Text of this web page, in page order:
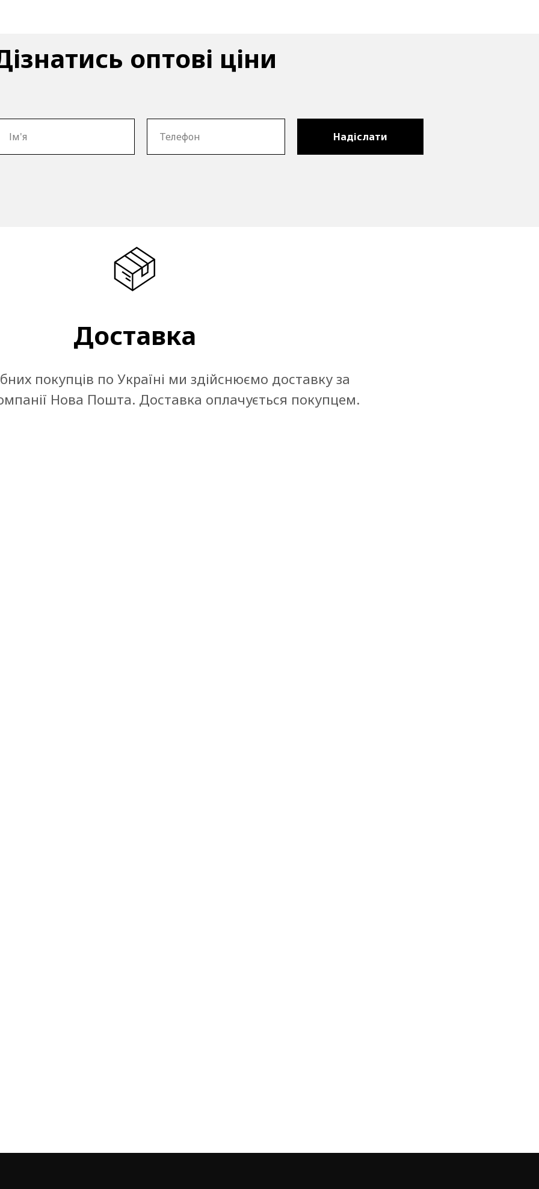
оптові ціни
Надіслати
Доставка
покупців по Україні ми здійснюємо доставку за
Нова Пошта. Доставка оплачується покупцем.